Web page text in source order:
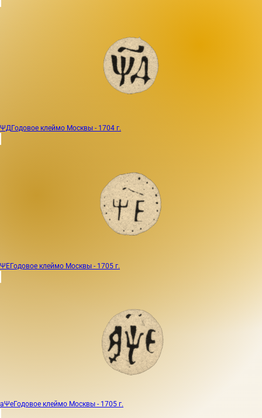
ΨДГодовое клеймо Москвы - 1704 г.
ΨЕГодовое клеймо Москвы - 1705 г.
аΨеГодовое клеймо Москвы - 1705 г.